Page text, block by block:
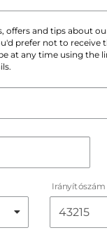
offers and tips about
prefer not to receive
at any time using the
Irányítószám